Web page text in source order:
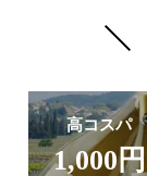
高コスパ
1,000円